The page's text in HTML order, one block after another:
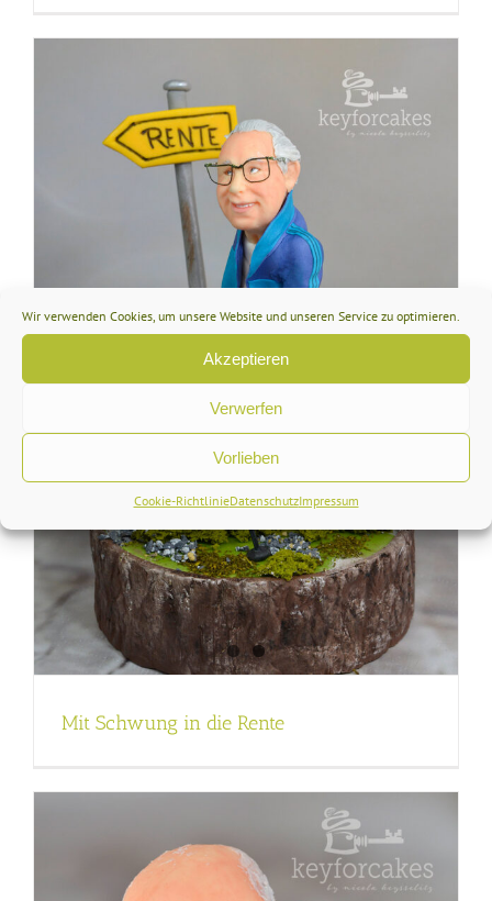
Wir verwenden Cookies, um unsere Website und unseren Service zu optimieren.
Akzeptieren
Verwerfen
Vorlieben
Cookie-RichtlinieDatenschutzImpressum
Mit Schwung in die Rente